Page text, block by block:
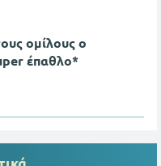
ομίλους ο
έπαθλο*